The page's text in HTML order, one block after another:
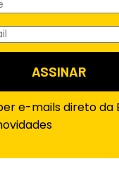
e-mails direto da